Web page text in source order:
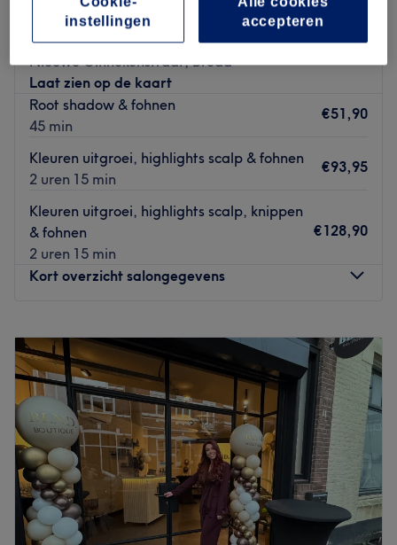
Luxury with Hair
4,9
216 reviews
Nieuwe Ginnekenstraat, Breda
Laat zien op de kaart
Root shadow & fohnen
45 min
€51,90
Kleuren uitgroei, highlights scalp & fohnen
2 uren 15 min
€93,95
Kleuren uitgroei, highlights scalp, knippen
& fohnen
2 uren 15 min
€128,90
Kort overzicht salongegevens
Dinsdag
09:00–17:00
Woensdag
13:00– 21:00
Donderdag
09:00 – 18:00
Vrijdag
09:00 – 18:00
Zaterdag
09:00 – 12:00
Zondag
Gesloten
Luxurywith Hair is een professionele salon gevestigd in
Breda. Kapper Sanne is gespecialiseerd in highlights,
kleuren en knippen. Ze hecht grote waarde aan jouw
accepteren
instellingen